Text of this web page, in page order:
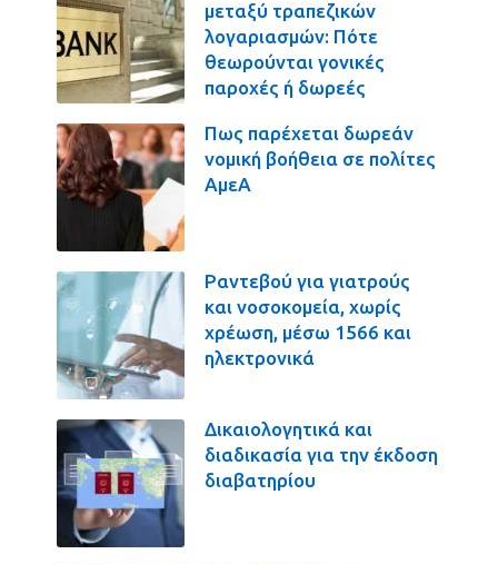
μεταξύ τραπεζικών
λογαριασμών: Πότε
θεωρούνται γονικές
παροχές ή δωρεές
Πως παρέχεται δωρεάν
νομική βοήθεια σε πολίτες
ΑμεΑ
Ραντεβού για γιατρούς
και νοσοκομεία, χωρίς
χρέωση, μέσω 1566 και
ηλεκτρονικά
Δικαιολογητικά και
διαδικασία για την έκδοση
διαβατηρίου